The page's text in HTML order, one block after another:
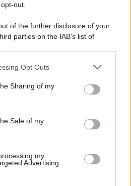
out.
of the further disclosure of your
parties on the IAB’s list of
be disclosed by us to third parties
app uses one or more Google
store information including but
behaviour. You may click to
and its third-party tags to
Opt Outs
Sharing of my
Sale of my
my
Advertising.